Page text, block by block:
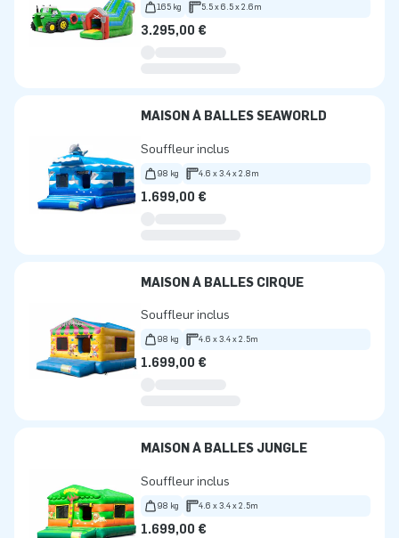
165 kg 5.5 x 6.5 x 2.6m
3.295,00 €
MAISON À BALLES SEAWORLD
Souffleur inclus
98 kg 4.6 x 3.4 x 2.8m
1.699,00 €
MAISON À BALLES CIRQUE
Souffleur inclus
98 kg 4.6 x 3.4 x 2.5m
1.699,00 €
MAISON À BALLES JUNGLE
Souffleur inclus
98 kg 4.6 x 3.4 x 2.5m
1.699,00 €